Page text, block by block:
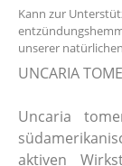
Kann zur
unserer
UNCARIA
Uncaria
aktiven